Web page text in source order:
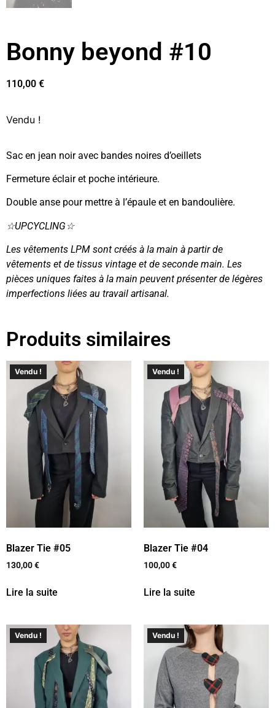
Bonny beyond #10
110,00 €
Vendu !
Sac en jean noir avec bandes noires d’oeillets
Fermeture éclair et poche intérieure.
Double anse pour mettre à l’épaule et en bandoulière.
☆UPCYCLING☆
Les vêtements LPM sont créés à la main à partir de
vêtements et de tissus vintage et de seconde main. Les
pièces uniques faites à la main peuvent présenter de légères
imperfections liées au travail artisanal.
Produits similaires
Vendu !
Blazer Tie #05
130,00€
Lire la suite
Vendu !
Blazer Tie #04
100,00€
Lire la suite
Vendu ! Vendu !